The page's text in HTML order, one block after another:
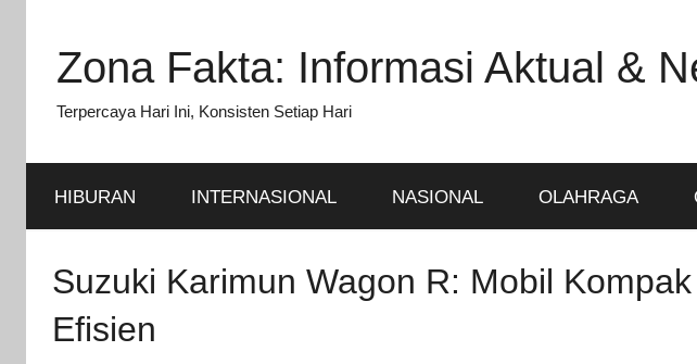
content
Zona Fakta: Informasi Aktual &
Terpercaya Hari Ini, Konsisten Setiap Hari
HIBURAN INTERNASIONAL NASIONAL OLAHRAGA
Suzuki Karimun Wagon R: Mobil
Efisien